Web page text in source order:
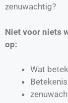
zenuwachtig?
Niet voor niets
op:
Wat